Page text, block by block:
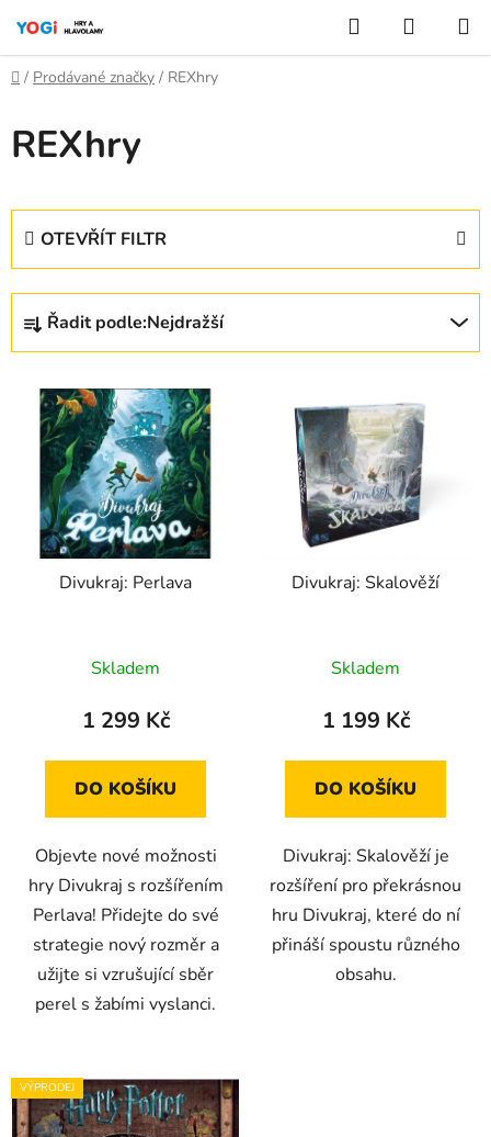
obsah
Hledat
KOŠÍK
Domů
/ Prodávané značky / REXhry
REXhry
OTEVŘÍT FILTR
Ř
z
Řadit podle:Nejdražší
Divukraj: Perlava
Skladem
1 299 Kč
DO KOŠÍKU
Objevte nové možnosti
hry Divukraj s rozšířením
Perlava! Přidejte do své
strategie nový rozměr a
užijte si vzrušující sběr
perel s žabími vyslanci.
Divukraj: Skalověží
Skladem
1 199 Kč
DO KOŠÍKU
Divukraj: Skalověží je
rozšíření pro překrásnou
hru Divukraj, které do ní
přináší spoustu různého
obsahu.
VÝPRODEJ